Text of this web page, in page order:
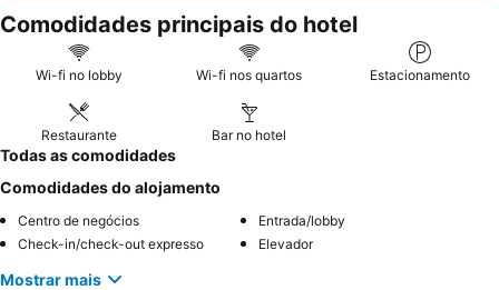
profissionalismo e recomendações úteis. Para uma experiência
verdadeiramente confortável, considere solicitar um quarto com
umacasa de banho moderna e espaçosa
e desfrutar da muito
Comodidades principais do hotel
Wi-fi no lobby Wi-fi nos quartos Estacionamento
Restaurante Bar no hotel
Todas as comodidades
Comodidades do alojamento
Centro de negócios
Entrada/lobby
Check-in/check-out expresso
Elevador
Mostrar mais